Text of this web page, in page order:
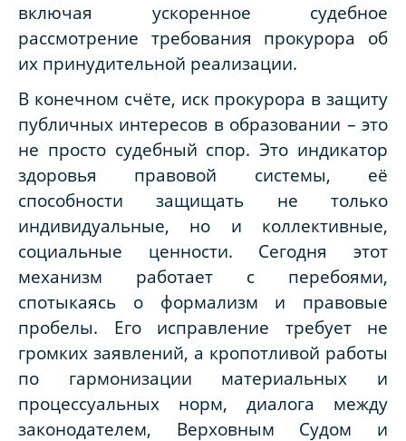
включая ускоренное судебное
рассмотрение требования прокурора об
их принудительной реализации.
В конечном счёте, иск прокурора в защиту
публичных интересов в образовании – это
не просто судебный спор. Это индикатор
здоровья правовой системы, её
способности защищать не только
индивидуальные, но и коллективные,
социальные ценности. Сегодня этот
механизм работает с перебоями,
спотыкаясь о формализм и правовые
пробелы. Его исправление требует не
громких заявлений, а кропотливой работы
по гармонизации материальных и
процессуальных норм, диалога между
законодателем, Верховным Судом и